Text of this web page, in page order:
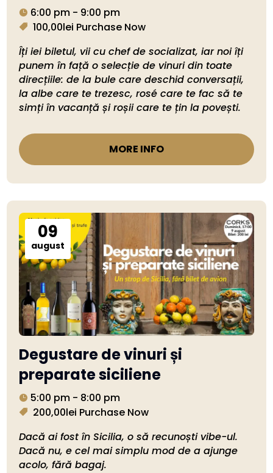
6:00 pm - 9:00 pm
100,00lei Purchase Now
Îți iei biletul, vii cu chef de socializat, iar noi îți
punem în față o selecție de vinuri din toate
direcțiile: de la bule care deschid conversații,
la albe care te trezesc, rosé care te fac să te
simți în vacanță și roșii care te țin la povești.
MORE INFO
09
august
Degustare de vinuri și
preparate siciliene
5:00 pm - 8:00 pm
200,00lei Purchase Now
Dacă ai fost în Sicilia, o să recunoști vibe-ul.
Dacă nu, e cel mai simplu mod de a ajunge
acolo, fără bagaj.